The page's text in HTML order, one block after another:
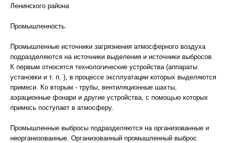
Ленинского района
Промышленность.
Промышленные источники загрязнения атмосферного воздуха
подразделяются на источники выделения и источники выбросов.
К первым относятся технологические устройства (аппараты
установки и т. п. ), в процессе эксплуатации которых выделяются
примеси. Ко вторым - трубы, вентиляционные шахты,
аэрационные фонари и другие устройства, с помощью которых
примесь поступает в атмосферу.
Промышленные выбросы подразделяются на организованные и
неорганизованные. Организованный промышленный выброс